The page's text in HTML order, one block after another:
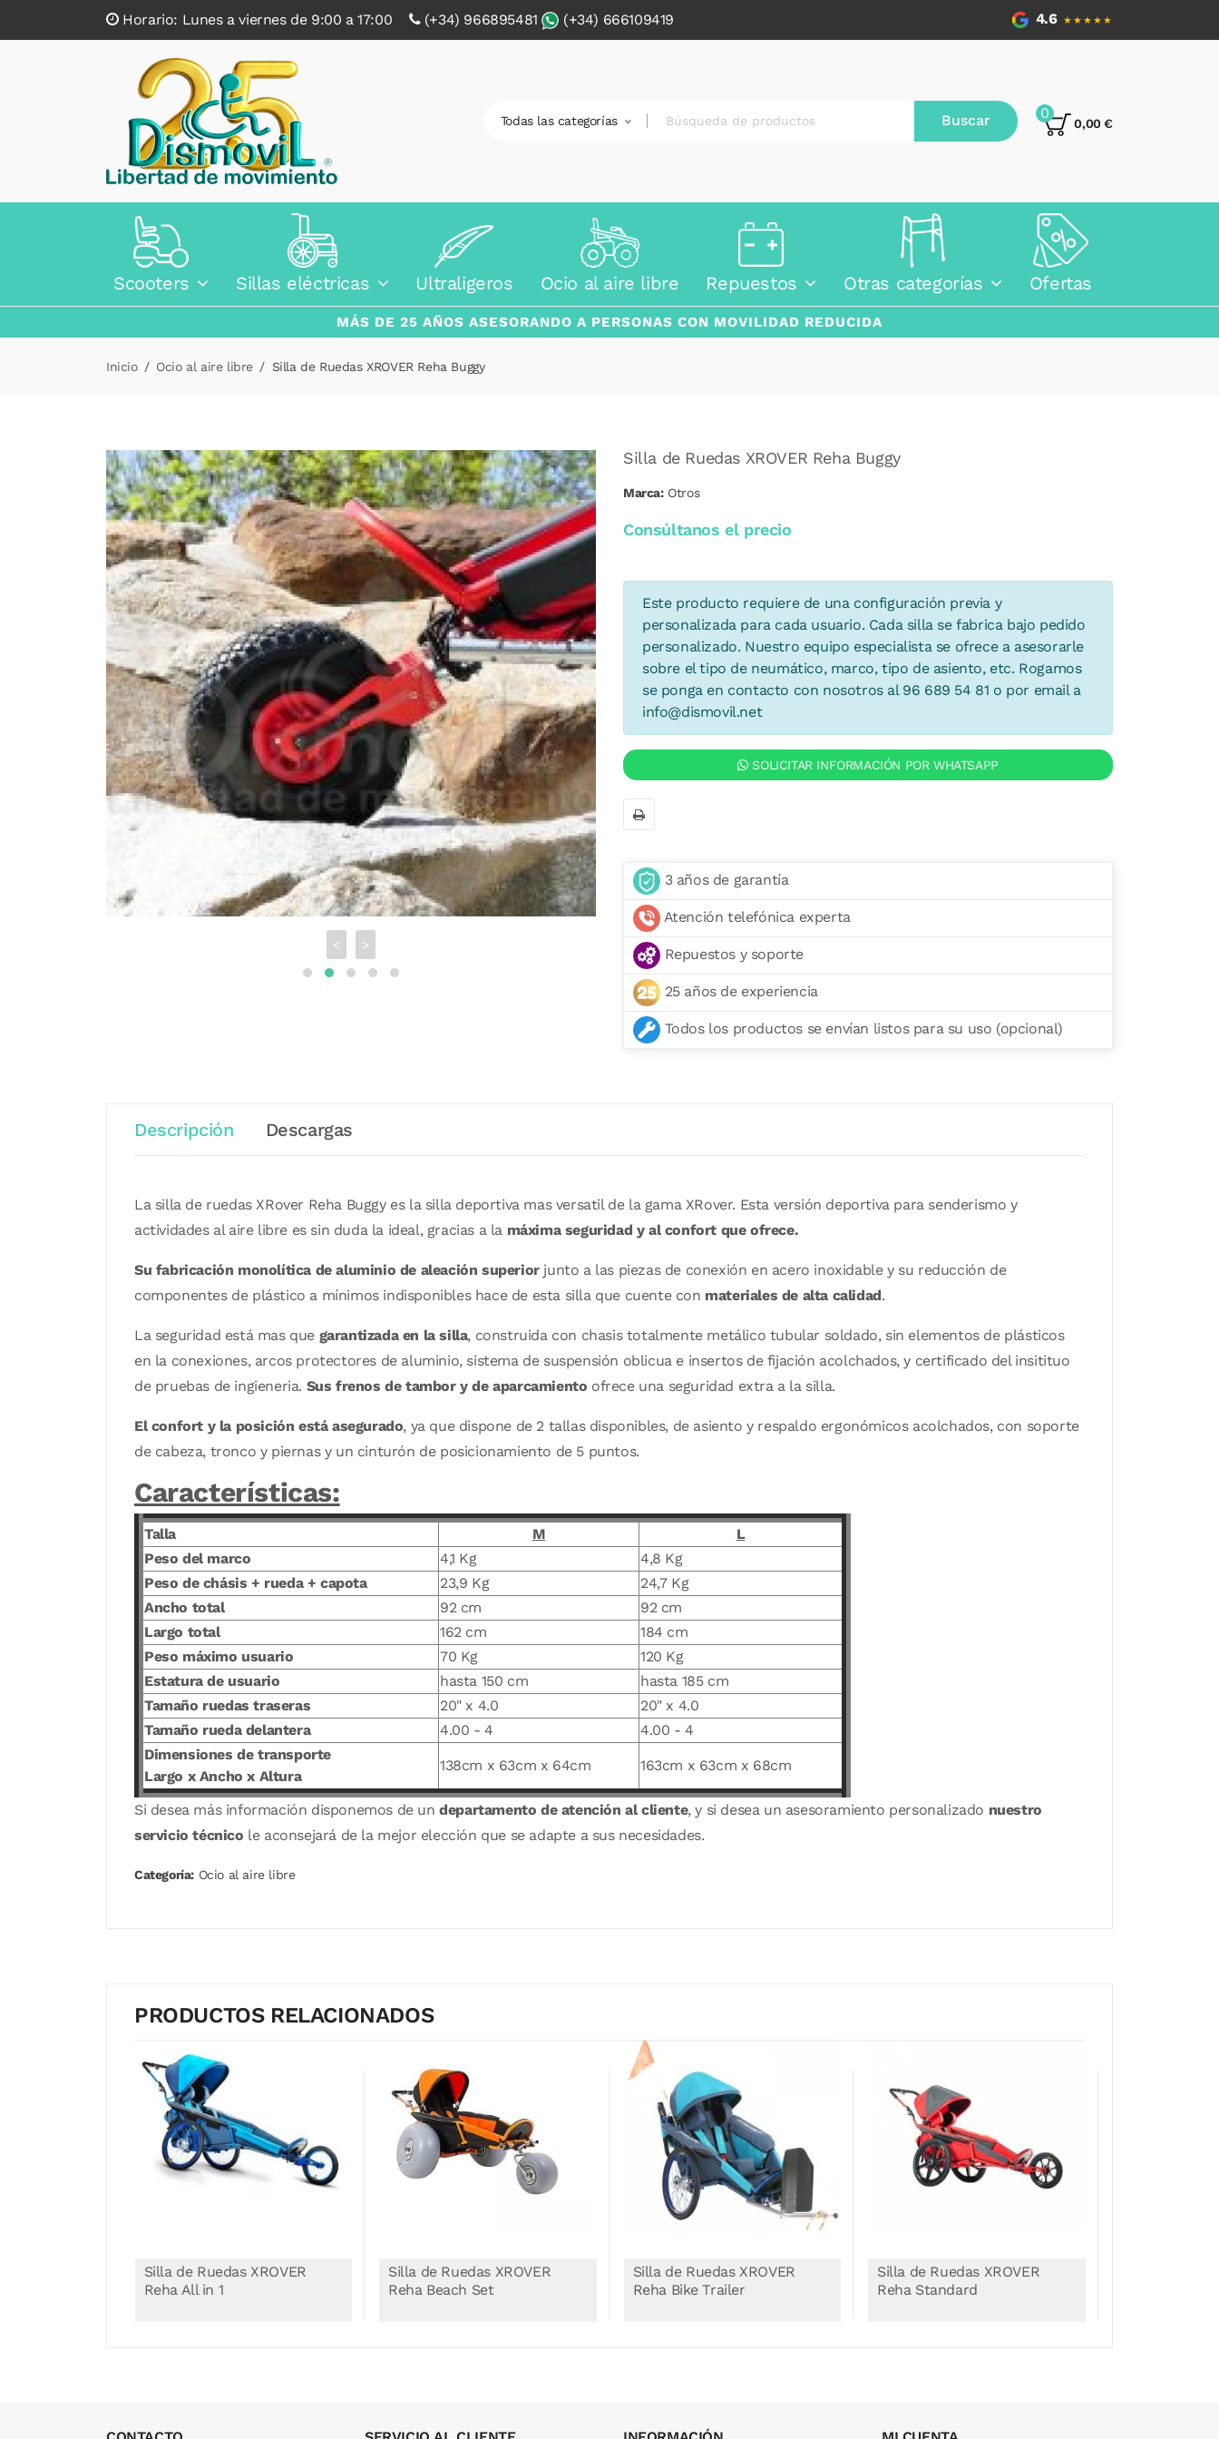
Horario: Lunes a viernes de 9:00 a 17:00 (+34) 966895481 (+34) 666109419 4.6 ★★★★★
Todas las categorías Buscar 0,00 €
0
Scooters Sillas eléctricas Ultraligeros Ocio al aire libre Repuestos Otras categorías Ofertas
MÁS DE 25 AÑOS ASESORANDO A PERSONAS CON MOVILIDAD REDUCIDA
Inicio Ocio al aire libre Silla de Ruedas XROVER Reha Buggy
< >
Silla de Ruedas XROVER Reha Buggy
Marca: Otros
Consúltanos el precio
Este producto requiere de una configuración previa y
personalizada para cada usuario. Cada silla se fabrica bajo pedido
personalizado. Nuestro equipo especialista se ofrece a asesorarle
sobre el tipo de neumático, marco, tipo de asiento, etc. Rogamos
se ponga en contacto con nosotros al 96 689 54 81 o por email a
info@dismovil.net
SOLICITAR INFORMACIÓN POR WHATSAPP
3 años de garantía
Atención telefónica experta
Repuestos y soporte
25 años de experiencia
Todos los productos se envían listos para su uso (opcional)
Descripción Descargas
La silla de ruedas XRover Reha Buggy es la silla deportiva mas versatil de la gama XRover. Esta versión deportiva para senderismo y
actividades al aire libre es sin duda la ideal, gracias a la máxima seguridad y al confort que ofrece.
Su fabricación monolítica de aluminio de aleación superiorjunto a las piezas de conexión en acero inoxidable y su reducción de
componentes de plástico a mínimos indisponibles hace de esta silla que cuente con materiales de alta calidad.
La seguridad está mas que garantizada en la silla, construida con chasis totalmente metálico tubular soldado, sin elementos de plásticos
en la conexiones, arcos protectores de aluminio, sistema de suspensión oblicua e insertos de fijación acolchados, y certificado del insitituo
de pruebas de ingieneria. Sus frenos de tambor y de aparcamiento ofrece una seguridad extra a la silla.
El confort y la posición está asegurado, ya que dispone de 2 tallas disponibles, de asiento y respaldo ergonómicos acolchados, con soporte
de cabeza, tronco y piernas y un cinturón de posicionamiento de 5 puntos.
Características:
Talla M
L
Peso del marco
4,1 Kg
4,8 Kg
Peso de chásis + rueda + capota
23,9 Kg
24,7 Kg
Ancho total
92 cm
92 cm
Largo total
162 cm
184 cm
Peso máximo usuario
70 Kg
120 Kg
Estatura de usuario
hasta 150 cm
hasta 185 cm
Tamaño ruedas traseras
20" x 4.0
20" x 4.0
Tamaño rueda delantera
4.00 - 4
4.00 - 4
Dimensiones de transporte
Largo x Ancho x Altura
138cm x 63cm x 64cm 163cm x 63cm x 68cm
Si desea más información disponemos de undepartamento de atención al cliente, y si desea un asesoramiento personalizado nuestro
servicio técnico le aconsejará de la mejor elección que se adapte a sus necesidades.
Categoría: Ocio al aire libre
PRODUCTOS RELACIONADOS
Silla de Ruedas XROVER
Reha All in 1
Silla de Ruedas XROVER
Reha Beach Set
Silla de Ruedas XROVER
Reha Bike Trailer
Silla de Ruedas XROVER
Reha Standard